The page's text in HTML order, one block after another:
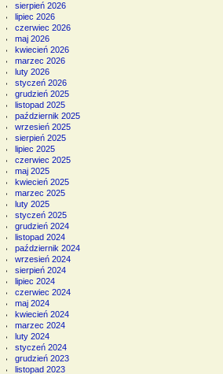
sierpień 2026
lipiec 2026
czerwiec 2026
maj 2026
kwiecień 2026
marzec 2026
luty 2026
styczeń 2026
grudzień 2025
listopad 2025
październik 2025
wrzesień 2025
sierpień 2025
lipiec 2025
czerwiec 2025
maj 2025
kwiecień 2025
marzec 2025
luty 2025
styczeń 2025
grudzień 2024
listopad 2024
październik 2024
wrzesień 2024
sierpień 2024
lipiec 2024
czerwiec 2024
maj 2024
kwiecień 2024
marzec 2024
luty 2024
styczeń 2024
grudzień 2023
listopad 2023